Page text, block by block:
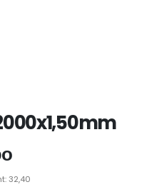
32,40